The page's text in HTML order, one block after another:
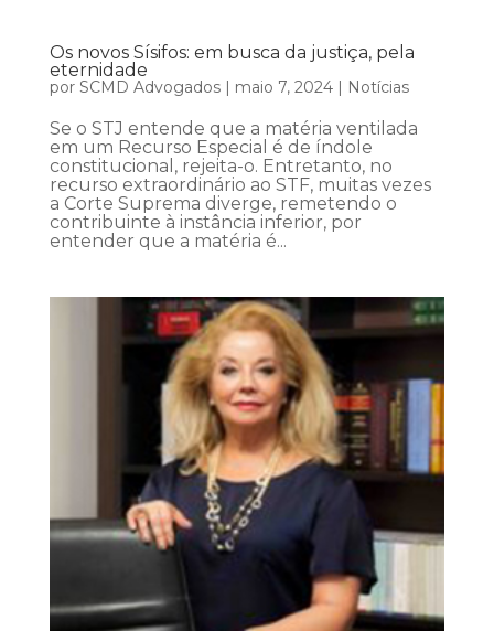
Os novos Sísifos: em busca da justiça, pela
eternidade
por SCMD Advogados| maio 7, 2024| Notícias
Se o STJ entende que a matéria ventilada
em um Recurso Especial é de índole
constitucional, rejeita-o. Entretanto, no
recurso extraordinário ao STF, muitas vezes
a Corte Suprema diverge, remetendo o
contribuinte à instância inferior, por
entender que a matéria é...